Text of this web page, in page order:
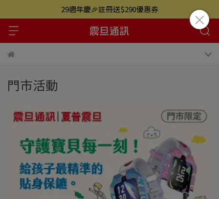
29週年慶🎉註冊送$290優惠券
門市活動